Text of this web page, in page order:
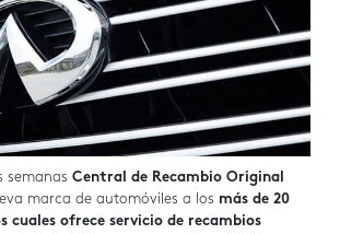
semanas Central de Recambio Original
marca de automóviles a los más de 20
cuales ofrece servicio de recambios